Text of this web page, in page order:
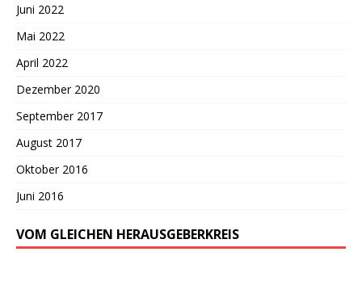
Juni 2022
Mai 2022
April 2022
Dezember 2020
September 2017
August 2017
Oktober 2016
Juni 2016
VOM GLEICHEN HERAUSGEBERKREIS